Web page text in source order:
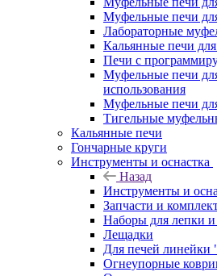
Муфельные печи
Лабораторные
Кальянные печи
Печи с
Муфельные печи
использования
Муфельные печи
Тигельные
Кальянные печи
Гончарные круги
Инструменты и оснастка
Назад
Инструменты и
Запчасти и
Наборы для лепки
Лещадки
Для печей линейки
Огнеупорные